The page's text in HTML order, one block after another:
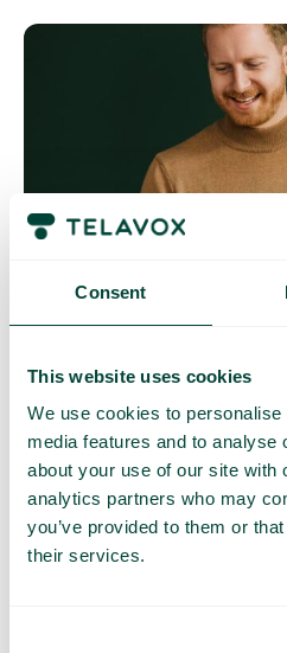
Consent
This website uses cookies
We use cookies to
media features and to
about your use of our site with
analytics partners who may
you’ve provided to them or
their services.
mieux contrôler vos coûts
dehors de l’UE/EEE.
maximal prédéterminé. Une fois
cette quantité de data, vous
possibilité d’acheter plus de
Comment ça marche